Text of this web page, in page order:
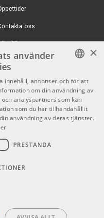
portabilitet och enkel
395 kr/st
oss
GDPR & Cookies
Fre: 10.00-18.00
Helgdagar
SWEDISH
ENGLISH
×
använder
innehåll, annonser och för att
om din användning av
analyspartners som kan
som du har tillhandahållit
användning av deras tjänster.
PRESTANDA